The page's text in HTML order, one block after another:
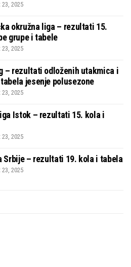
23, 2025
okružna liga – rezultati 15.
grupe i tabele
23, 2025
– rezultati odloženih utakmica i
jesenje polusezone
23, 2025
Istok – rezultati 15. kola i
23, 2025
Srbije – rezultati 19. kola i tabela
23, 2025